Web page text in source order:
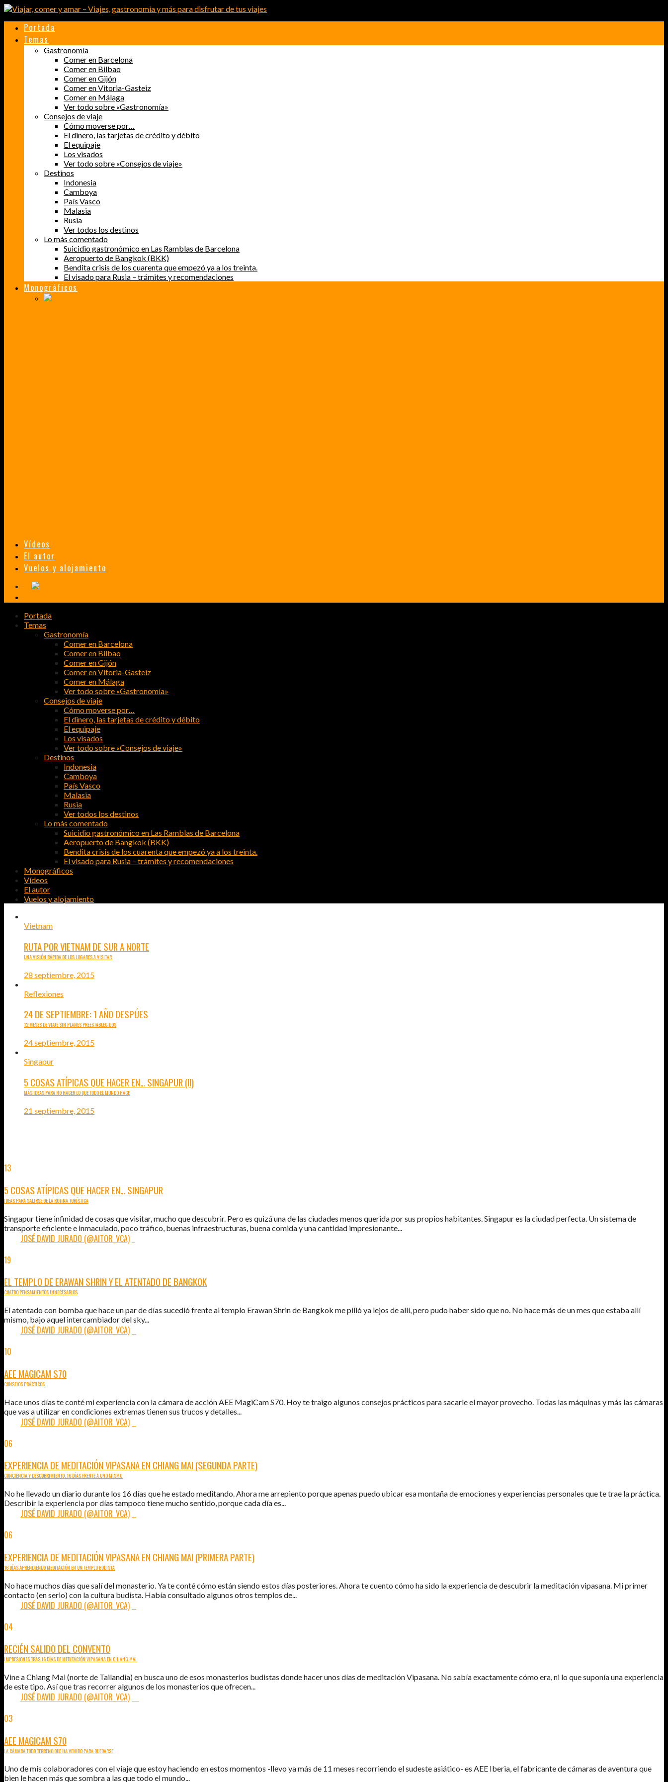
Portada
Temas
Gastronomía
Comer en Barcelona
Comer en Bilbao
Comer en Gijón
Comer en Vitoria-Gasteiz
Comer en Málaga
Ver todo sobre «Gastronomía»
Consejos de viaje
Cómo moverse por…
El dinero, las tarjetas de crédito y débito
El equipaje
Los visados
Ver todo sobre «Consejos de viaje»
Destinos
Indonesia
Camboya
País Vasco
Malasia
Rusia
Ver todos los destinos
Lo más comentado
Suicidio gastronómico en Las Ramblas de Barcelona
Aeropuerto de Bangkok (BKK)
Bendita crisis de los cuarenta que empezó ya a los treinta.
El visado para Rusia – trámites y recomendaciones
Monográficos
Vídeos
El autor
Vuelos y alojamiento
Portada
Temas
Gastronomía
Comer en Barcelona
Comer en Bilbao
Comer en Gijón
Comer en Vitoria-Gasteiz
Comer en Málaga
Ver todo sobre «Gastronomía»
Consejos de viaje
Cómo moverse por…
El dinero, las tarjetas de crédito y débito
El equipaje
Los visados
Ver todo sobre «Consejos de viaje»
Destinos
Indonesia
Camboya
País Vasco
Malasia
Rusia
Ver todos los destinos
Lo más comentado
Suicidio gastronómico en Las Ramblas de Barcelona
Aeropuerto de Bangkok (BKK)
Bendita crisis de los cuarenta que empezó ya a los treinta.
El visado para Rusia – trámites y recomendaciones
Monográficos
Vídeos
El autor
Vuelos y alojamiento
Vietnam
RUTA POR VIETNAM DE SUR A NORTE
UNA VISIÓN RÁPIDA DE LOS LUGARES A VISITAR
28 septiembre, 2015
Reflexiones
24 DE SEPTIEMBRE: 1 AÑO DESPÚES
12 MESES DE VIAJE SIN PLANES PREESTABLECIDOS
24 septiembre, 2015
Singapur
5 COSAS ATÍPICAS QUE HACER EN… SINGAPUR (II)
MÁS IDEAS PARA NO HACER LO QUE TODO EL MUNDO HACE
21 septiembre, 2015
13
5 COSAS ATÍPICAS QUE HACER EN… SINGAPUR
IDEAS PARA SALIRSE DE LA RUTINA TURÍSTICA
Singapur tiene infinidad de cosas que visitar, mucho que descubrir. Pero es quizá una de las ciudades menos querida por sus propios habitantes. Singapur es la ciudad perfecta. Un sistema de
transporte eficiente e inmaculado, poco tráfico, buenas infraestructuras, buena comida y una cantidad impresionante...
JOSÉ DAVID JURADO (@AITOR_VCA)
19
EL TEMPLO DE ERAWAN SHRIN Y EL ATENTADO DE BANGKOK
CUATRO PENSAMIENTOS INNECESARIOS
El atentado con bomba que hace un par de días sucedió frente al templo Erawan Shrin de Bangkok me pilló ya lejos de allí, pero pudo haber sido que no. No hace más de un mes que estaba allí
mismo, bajo aquel intercambiador del sky...
JOSÉ DAVID JURADO (@AITOR_VCA)
10
AEE MAGICAM S70
CONSEJOS PRÁCTICOS
Hace unos días te conté mi experiencia con la cámara de acción AEE MagiCam S70. Hoy te traigo algunos consejos prácticos para sacarle el mayor provecho. Todas las máquinas y más las cámaras
que vas a utilizar en condiciones extremas tienen sus trucos y detalles...
JOSÉ DAVID JURADO (@AITOR_VCA)
06
EXPERIENCIA DE MEDITACIÓN VIPASANA EN CHIANG MAI (SEGUNDA PARTE)
CONCIENCIA Y DESCUBRIMIENTO. 16 DÍAS FRENTE A UNO MISMO.
No he llevado un diario durante los 16 días que he estado meditando. Ahora me arrepiento porque apenas puedo ubicar esa montaña de emociones y experiencias personales que te trae la práctica.
Describir la experiencia por días tampoco tiene mucho sentido, porque cada día es...
JOSÉ DAVID JURADO (@AITOR_VCA)
06
EXPERIENCIA DE MEDITACIÓN VIPASANA EN CHIANG MAI (PRIMERA PARTE)
16 DÍAS APRENDIENDO MEDITACIÓN EN UN TEMPLO BUDISTA
No hace muchos días que salí del monasterio. Ya te conté cómo están siendo estos días posteriores. Ahora te cuento cómo ha sido la experiencia de descubrir la meditación vipasana. Mi primer
contacto (en serio) con la cultura budista. Había consultado algunos otros templos de...
JOSÉ DAVID JURADO (@AITOR_VCA)
04
RECIÉN SALIDO DEL CONVENTO
IMPRESIONES TRAS 16 DÍAS DE MEDITACIÓN VIPASANA EN CHIANG MAI
Vine a Chiang Mai (norte de Tailandia) en busca uno de esos monasterios budistas donde hacer unos días de meditación Vipasana. No sabía exactamente cómo era, ni lo que suponía una experiencia
de este tipo. Así que tras recorrer algunos de los monasterios que ofrecen...
JOSÉ DAVID JURADO (@AITOR_VCA)
03
AEE MAGICAM S70
LA CÁMARA TODO TERRENO QUE HA VENIDO PARA QUEDARSE
Uno de mis colaboradores con el viaje que estoy haciendo en estos momentos -llevo ya más de 11 meses recorriendo el sudeste asiático- es AEE Iberia, el fabricante de cámaras de aventura que
bien le hacen más que sombra a las que todo el mundo...